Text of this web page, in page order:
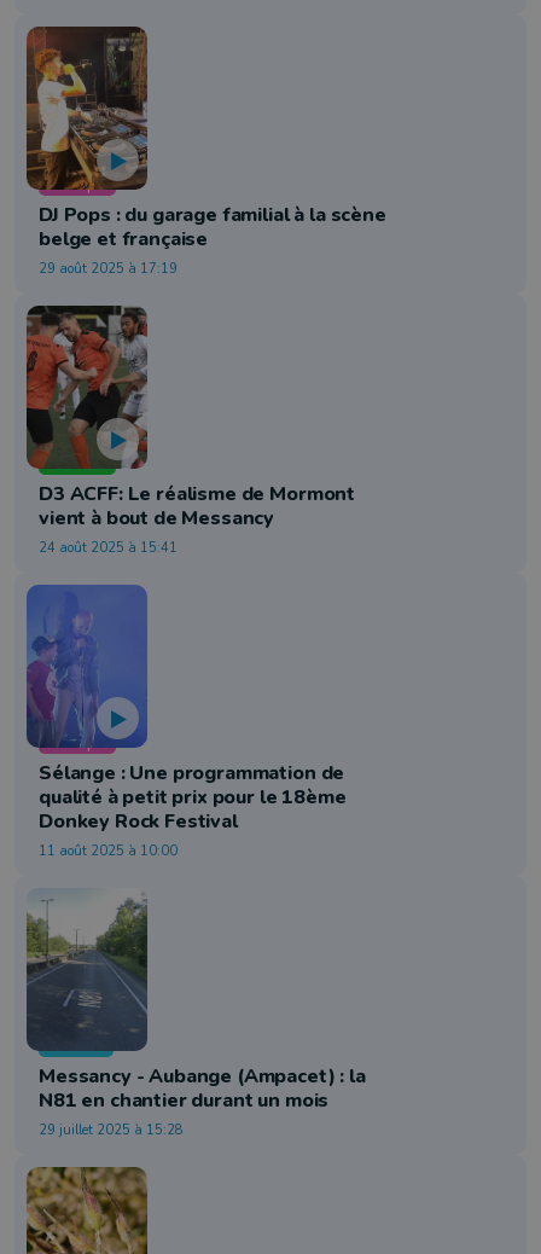
Musique
DJ Pops : du garage familial à la scène
belge et française
29 août 2025 à 17:19
Football
D3 ACFF: Le réalisme de Mormont
vient à bout de Messancy
24 août 2025 à 15:41
Musique
Sélange : Une programmation de
qualité à petit prix pour le 18ème
Donkey Rock Festival
11 août 2025 à 10:00
Mobilité
Messancy - Aubange (Ampacet) : la
N81 en chantier durant un mois
29 juillet 2025 à 15:28